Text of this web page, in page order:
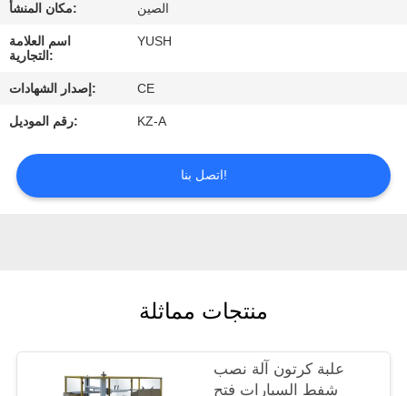
مراقبة
الجودة
اتصل
بنا
مكان المنشأ: الصين
اسم العلامة
التجارية:
YUSH
إصدار الشهادات: CE
رقم الموديل: KZ-A
اتصل بنا!
منتجات مماثلة
علبة كرتون آلة نصب
شفط السيارات فتح